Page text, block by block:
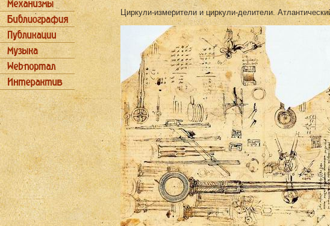
Циркули-измерители и циркули-делители.